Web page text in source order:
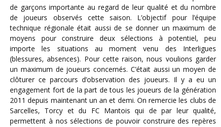
de garçons importante au regard de leur qualité et du nombre
de joueurs observés cette saison. L’objectif pour l’équipe
technique régionale était aussi de se donner un maximum de
moyens pour construire deux sélections à potentiel, peu
importe les situations au moment venu des Interligues
(blessures, absences). Pour cette raison, nous voulions garder
un maximum de joueurs concernés. C’était aussi un moyen de
clôturer ce parcours d’observation des joueurs. Il y a eu un
engagement fort de la part de tous les joueurs de la génération
2011 depuis maintenant un an et demi. On remercie les clubs de
Sarcelles, Torcy et du FC Mantois qui de par leur qualité,
permettent à nos sélections de pouvoir construire des repères